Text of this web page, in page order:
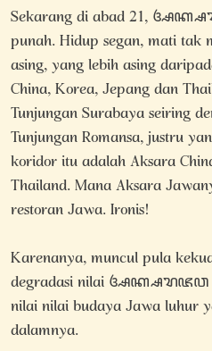
Sekarang di abad 21,
punah. Hidup segan, mati
asing, yang lebih asing
China, Korea, Jepang dan
Tunjungan Surabaya seiring
Tunjungan Romansa, justru
koridor itu adalah Aksara
Thailand. Mana Aksara
restoran Jawa. Ironis!
Karenanya, muncul pula
degradasi nilai ꦄꦏ꧀ꦱꦫꦗꦮ
nilai nilai budaya Jawa luhur
dalamnya.